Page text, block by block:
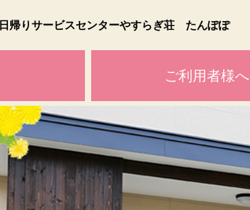
日帰りサービスセンターやすらぎ荘 たんぽぽ
ご利用者様へ